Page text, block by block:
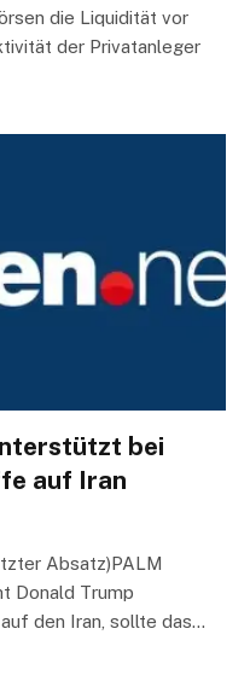
die Liquidität vor
der Privatanleger
bei
auf Iran
Absatz)PALM
Donald Trump
den Iran, sollte das…